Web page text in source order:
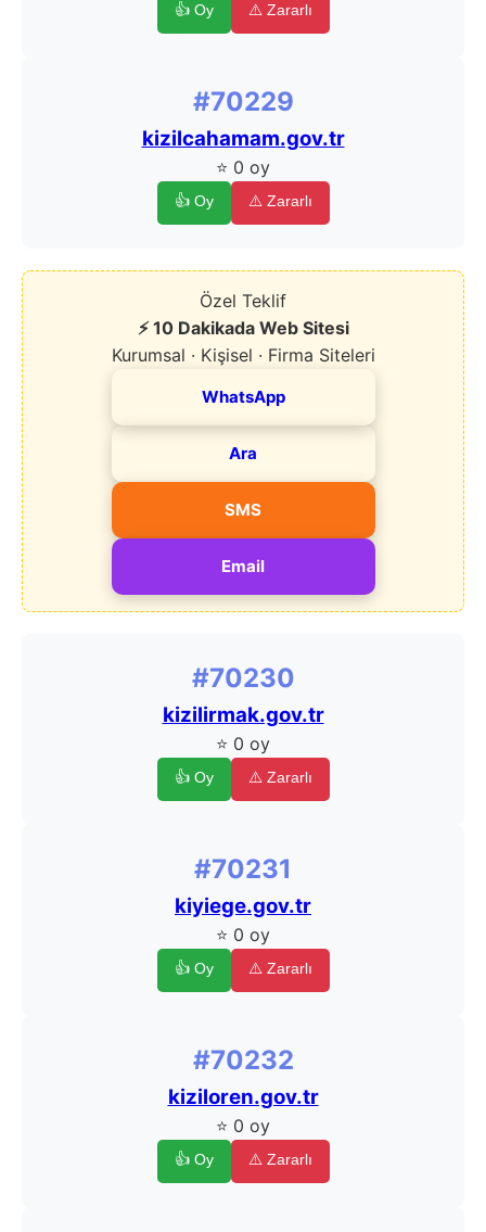
👍 Oy ⚠️ Zararlı
#70229
kizilcahamam.gov.tr
⭐ 0 oy
👍 Oy ⚠️ Zararlı
Özel Teklif
⚡ 10 Dakikada Web Sitesi
Kurumsal · Kişisel · Firma Siteleri
WhatsApp
Ara
SMS
Email
#70230
kizilirmak.gov.tr
⭐ 0 oy
👍 Oy ⚠️ Zararlı
#70231
kiyiege.gov.tr
⭐ 0 oy
👍 Oy ⚠️ Zararlı
#70232
kiziloren.gov.tr
⭐ 0 oy
👍 Oy ⚠️ Zararlı